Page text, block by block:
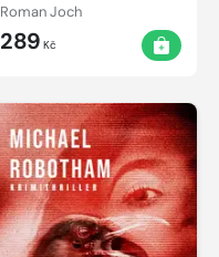
Roman Joch
289 Kč